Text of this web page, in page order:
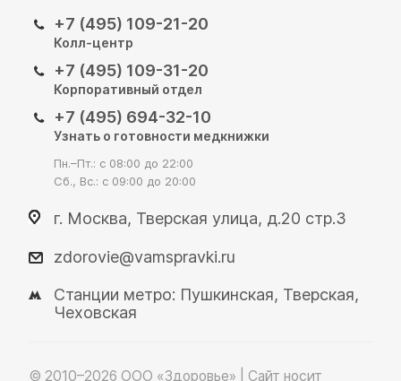
+7 (495) 109-21-20
Колл-центр
+7 (495) 109-31-20
Корпоративный отдел
+7 (495) 694-32-10
Узнать о готовности медкнижки
Пн.–Пт.: с 08:00 до 22:00
Сб., Вс.: с 09:00 до 20:00
г. Москва, Тверская улица, д.20 стр.3
zdorovie@vamspravki.ru
Станции метро: Пушкинская, Тверская,
Чеховская
© 2010–2026 OOO «Здоровье» | Сайт носит